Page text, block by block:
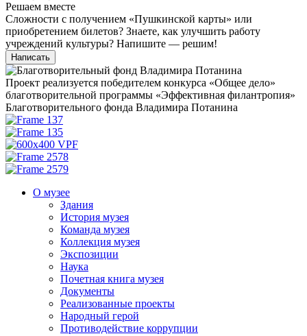
Решаем вместе
Сложности с получением «Пушкинской карты» или
приобретением билетов? Знаете, как улучшить работу
учреждений культуры? Напишите — решим!
Написать
Проект реализуется победителем конкурса «Общее дело»
благотворительной программы «Эффективная филантропия»
Благотворительного фонда Владимира Потанина
О музее
Здания
История музея
Команда музея
Коллекция музея
Экспозиции
Наука
Почетная книга музея
Документы
Реализованные проекты
Народный герой
Противодействие коррупции